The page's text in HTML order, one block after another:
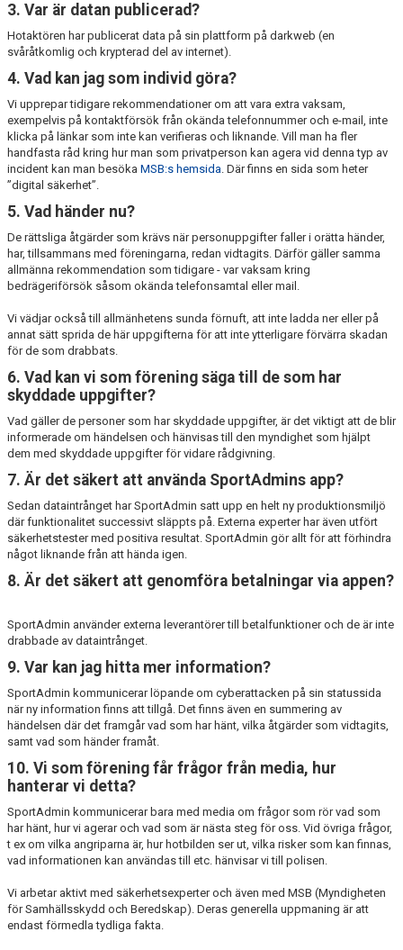
3. Var är datan publicerad?
Hotaktören har publicerat data på sin plattform på darkweb (en
svåråtkomlig och krypterad del av internet).
4. Vad kan jag som individ göra?
Vi upprepar tidigare rekommendationer om att vara extra vaksam,
exempelvis på kontaktförsök från okända telefonnummer och e-mail, inte
klicka på länkar som inte kan verifieras och liknande. Vill man ha fler
handfasta råd kring hur man som privatperson kan agera vid denna typ av
incident kan man besöka MSB:s hemsida. Där finns en sida som heter
”digital säkerhet”.
5. Vad händer nu?
De rättsliga åtgärder som krävs när personuppgifter faller i orätta händer,
har, tillsammans med föreningarna, redan vidtagits. Därför gäller samma
allmänna rekommendation som tidigare - var vaksam kring
bedrägeriförsök såsom okända telefonsamtal eller mail.
Vi vädjar också till allmänhetens sunda förnuft, att inte ladda ner eller på
annat sätt sprida de här uppgifterna för att inte ytterligare förvärra skadan
för de som drabbats.
6. Vad kan vi som förening säga till de som har
skyddade uppgifter?
Vad gäller de personer som har skyddade uppgifter, är det viktigt att de blir
informerade om händelsen och hänvisas till den myndighet som hjälpt
dem med skyddade uppgifter för vidare rådgivning.
7. Är det säkert att använda SportAdmins app?
Sedan dataintrånget har SportAdmin satt upp en helt ny produktionsmiljö
där funktionalitet successivt släppts på. Externa experter har även utfört
säkerhetstester med positiva resultat. SportAdmin gör allt för att förhindra
något liknande från att hända igen.
8. Är det säkert att genomföra betalningar via appen?
SportAdmin använder externa leverantörer till betalfunktioner och de är inte
drabbade av dataintrånget.
9. Var kan jag hitta mer information?
SportAdmin kommunicerar löpande om cyberattacken på sin statussida
när ny information finns att tillgå. Det finns även en summering av
händelsen där det framgår vad som har hänt, vilka åtgärder som vidtagits,
samt vad som händer framåt.
10. Vi som förening får frågor från media, hur
hanterar vi detta?
SportAdmin kommunicerar bara med media om frågor som rör vad som
har hänt, hur vi agerar och vad som är nästa steg för oss. Vid övriga frågor,
t ex om vilka angriparna är, hur hotbilden ser ut, vilka risker som kan finnas,
vad informationen kan användas till etc. hänvisar vi till polisen.
Vi arbetar aktivt med säkerhetsexperter och även med MSB (Myndigheten
för Samhällsskydd och Beredskap). Deras generella uppmaning är att
endast förmedla tydliga fakta.